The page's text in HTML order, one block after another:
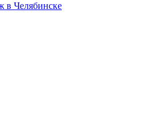
в Челябинске